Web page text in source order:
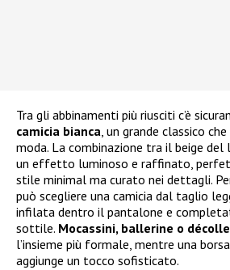
Tra gli abbinamenti più riusciti c’è
camicia bianca, un grande classico
moda. La combinazione tra il beige del
un effetto luminoso e raffinato,
stile minimal ma curato nei dettagli.
può scegliere una camicia dal taglio
infilata dentro il pantalone e
sottile. Mocassini, ballerine o
l’insieme più formale, mentre una
aggiunge un tocco sofisticato.